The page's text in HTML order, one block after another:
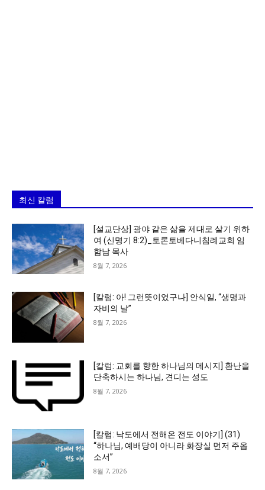
최신 칼럼
[설교단상] 광야 같은 삶을 제대로 살기 위하
여 (신명기 8:2)_토론토베다니침례교회 임
함남 목사
8월 7, 2026
[칼럼: 아! 그런뜻이었구나] 안식일, “생명과
자비의 날”
8월 7, 2026
[칼럼: 교회를 향한 하나님의 메시지] 환난을
단축하시는 하나님, 견디는 성도
8월 7, 2026
[칼럼: 낙도에서 전해온 전도 이야기] (31)
“하나님, 예배당이 아니라 화장실 먼저 주옵
소서”
8월 7, 2026